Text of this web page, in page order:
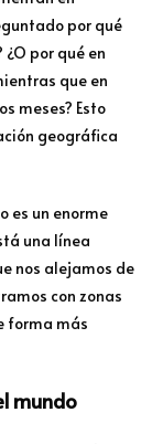
por qué
por qué en
que en
meses? Esto
geográfica
es un enorme
una línea
nos alejamos de
con zonas
forma más
mundo